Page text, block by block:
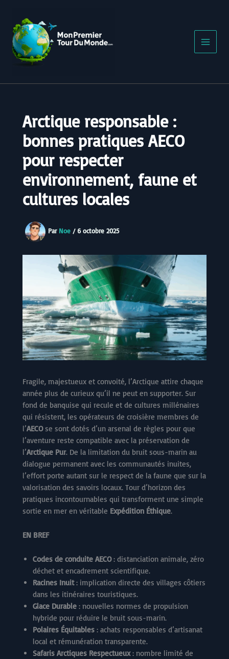
contenu
Arctique responsable :
bonnes pratiques AECO
pour respecter
environnement, faune et
cultures locales
Par Noe / 6 octobre 2025
Fragile, majestueux et convoité, l’Arctique attire chaque
année plus de curieux qu’il ne peut en supporter. Sur
fond de banquise qui recule et de cultures millénaires
qui résistent, les opérateurs de croisière membres de
l’AECOse sont dotés d’un arsenal de règles pour que
l’aventure reste compatible avec la préservation de
l’Arctique Pur. De la limitation du bruit sous-marin au
dialogue permanent avec les communautés inuites,
l’effort porte autant sur le respect de la faune que sur la
valorisation des savoirs locaux. Tour d’horizon des
pratiques incontournables qui transforment une simple
sortie en mer en véritable Expédition Éthique.
EN BREF
Codes de conduite AECO: distanciation animale, zéro
déchet et encadrement scientifique.
Racines Inuit: implication directe des villages côtiers
dans les itinéraires touristiques.
Glace Durable : nouvelles normes de propulsion
hybride pour réduire le bruit sous-marin.
Polaires Équitables : achats responsables d’artisanat
local et rémunération transparente.
Safaris Arctiques Respectueux: nombre limité de